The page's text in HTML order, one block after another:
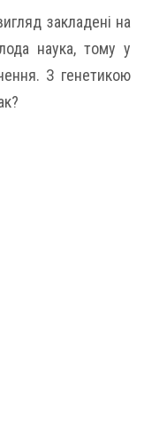
закладені на
наука, тому у
З генетикою